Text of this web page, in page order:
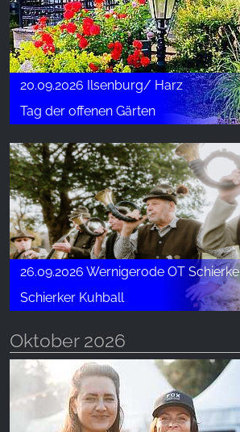
20.09.2026 Ilsenburg/ Harz
Tag der offenen Gärten
26.09.2026 Wernigerode OT Schierke
Schierker Kuhball
Oktober 2026